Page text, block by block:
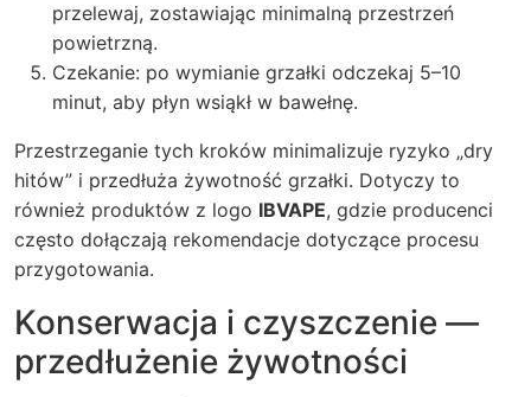
przelewaj, zostawiając minimalną przestrzeń
powietrzną.
Czekanie: po wymianie grzałki odczekaj 5–10
minut, aby płyn wsiąkł w bawełnę.
Przestrzeganie tych kroków minimalizuje ryzyko „dry
hitów” i przedłuża żywotność grzałki. Dotyczy to
również produktów z logo IBVAPE, gdzie producenci
często dołączają rekomendacje dotyczące procesu
przygotowania.
Konserwacja i czyszczenie —
przedłużenie żywotności